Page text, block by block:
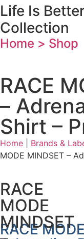
Life Is
Collection
Home > Shop
RACE
–
Shirt –
Home Brands &
MODE MINDSET –
RACE
MODE
MINDSET
RACE